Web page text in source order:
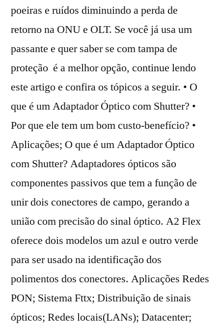
poeiras e ruídos diminuindo a perda de
retorno na ONU e OLT. Se você já usa um
passante e quer saber se com tampa de
proteção é a melhor opção, continue lendo
este artigo e confira os tópicos a seguir. • O
que é um Adaptador Óptico com Shutter? •
Por que ele tem um bom custo-benefício? •
Aplicações; O que é um Adaptador Óptico
com Shutter? Adaptadores ópticos são
componentes passivos que tem a função de
unir dois conectores de campo, gerando a
união com precisão do sinal óptico. A2 Flex
oferece dois modelos um azul e outro verde
para ser usado na identificação dos
polimentos dos conectores. Aplicações Redes
PON; Sistema Fttx; Distribuição de sinais
ópticos; Redes locais(LANs); Datacenter;